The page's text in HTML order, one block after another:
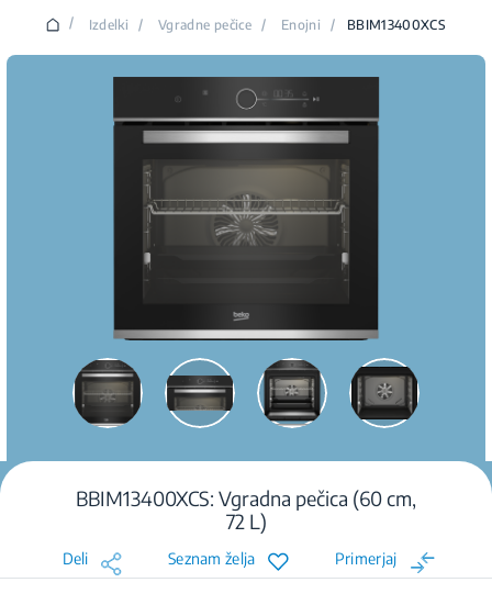
/ Izdelki / Vgradne pečice / Enojni / BBIM13400XCS
BBIM13400XCS: Vgradna pečica (60 cm,
72 L)
Deli Seznam želja Primerjaj